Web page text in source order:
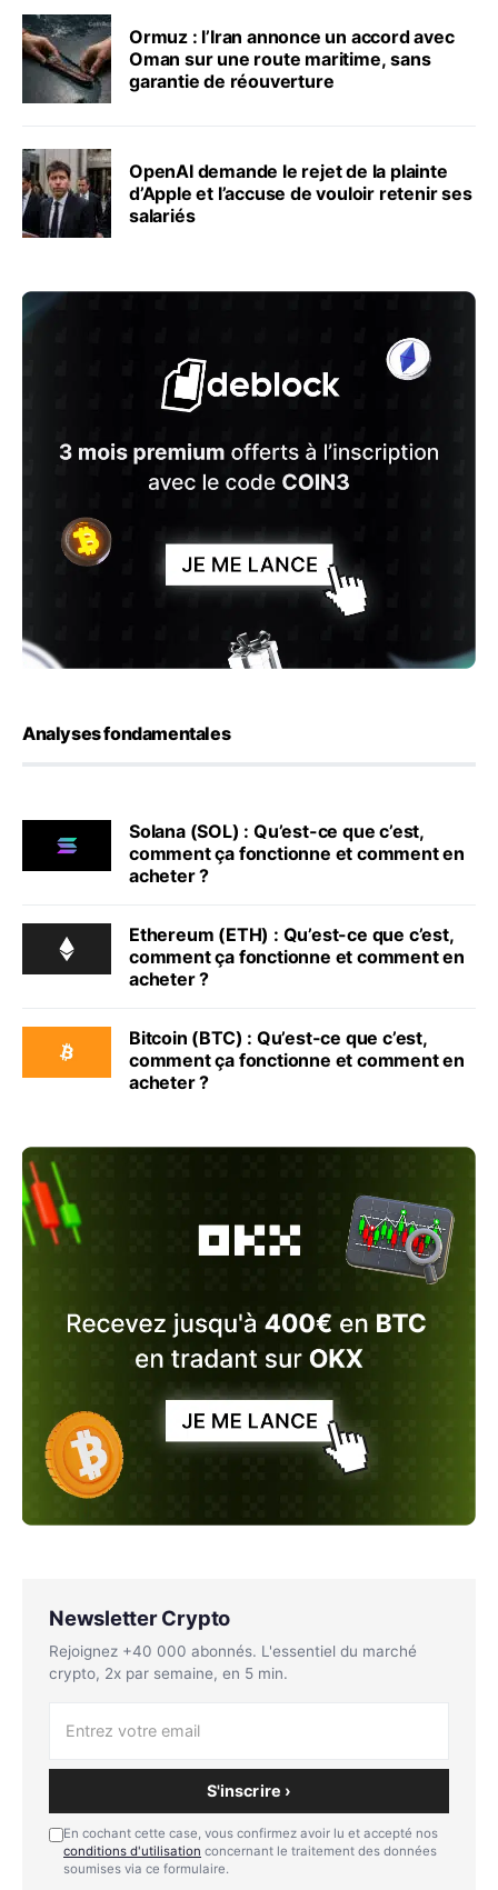
Ormuz : l’Iran annonce un accord avec
Oman sur une route maritime, sans
garantie de réouverture
OpenAI demande le rejet de la plainte
d’Apple et l’accuse de vouloir retenir ses
salariés
Analyses fondamentales
Solana (SOL) : Qu’est-ce que c’est,
comment ça fonctionne et comment en
acheter ?
Ethereum (ETH) : Qu’est-ce que c’est,
comment ça fonctionne et comment en
acheter ?
Bitcoin (BTC) : Qu’est-ce que c’est,
comment ça fonctionne et comment en
acheter ?
Newsletter Crypto
Rejoignez +40 000 abonnés. L'essentiel du marché
crypto, 2x par semaine, en 5 min.
S'inscrire ›
En cochant cette case, vous confirmez avoir lu et accepté nos
conditions d'utilisation concernant le traitement des données
soumises via ce formulaire.